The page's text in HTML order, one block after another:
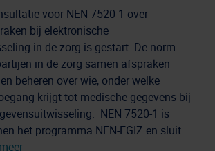
voor NEN 7520-1 over
bij elektronische
in de zorg is gestart. De norm
in de zorg samen afspraken
beheren over wie, onder welke
krijgt tot medische gegevens bij
NEN 7520-1 is
het programma NEN-EGIZ en sluit